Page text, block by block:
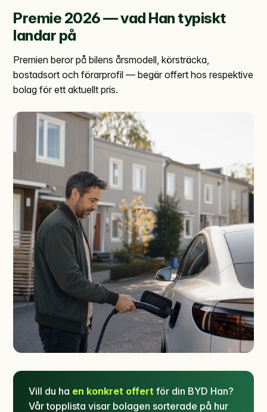
Premie 2026 — vad Han typiskt
landar på
Premien beror på bilens årsmodell, körsträcka,
bostadsort och förarprofil — begär offert hos respektive
bolag för ett aktuellt pris.
Vill du ha en konkret offert för din BYD Han?
Vår topplista visar bolagen sorterade på hur